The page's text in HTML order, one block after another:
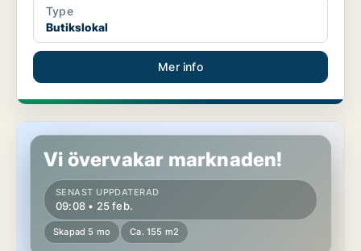
Type
Butikslokal
Mer info
Butikslokal i Stockholm Innerstad
Vi övervakar marknaden!
SENAST UPPDATERAD
09:08 • 25 feb.
Skapad 5 mo Ca. 155 m2